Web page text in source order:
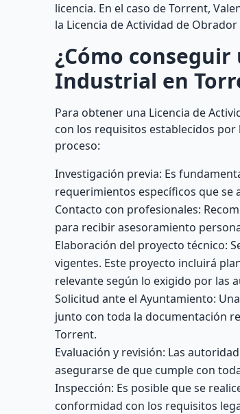
licencia. En el caso de Torrent,
la Licencia de Actividad de
¿Cómo
Industrial en
Para obtener una Licencia de
con los requisitos establecidos
proceso:
Investigación previa: Es
requerimientos específicos que se
Contacto con profesionales:
para recibir asesoramiento
Elaboración del proyecto técnico:
vigentes. Este proyecto incluirá
relevante según lo exigido por las
Solicitud ante el Ayuntamiento:
junto con toda la documentación
Torrent.
Evaluación y revisión: Las
asegurarse de que cumple con
Inspección: Es posible que se
conformidad con los requisitos